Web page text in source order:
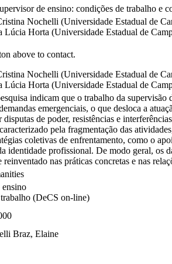
de ensino: condições de trabalho e
Nochelli (Universidade Estadual de
Lúcia Horta (Universidade Estadual de
above to contact.
Nochelli (Universidade Estadual de
Lúcia Horta (Universidade Estadual de
indicam que o trabalho da
emergenciais, o que desloca a
disputas de poder, resistências e
pela fragmentação das
coletivas de enfrentamento, como o
identidade profissional. De modo geral, os
reinventado nas práticas concretas e nas
ensino
(DeCS on-line)
Braz, Elaine